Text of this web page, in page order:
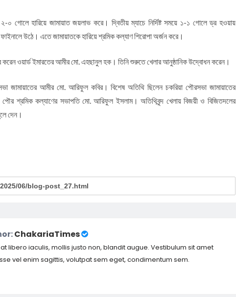
০ গোলে হারিয়ে জামায়াত জয়লাভ করে। দ্বিতীয় ম্যাচে নির্দিষ্ট সময়ে ১-১ গোলে ড্র হওয়ায়
ফাইনালে উঠে। এতে জামায়াতকে হারিয়ে শ্রমিক কল্যাণ শিরোপা অর্জন করে।
করেন ওয়ার্ড ইমারতের আমীর মো. এহছানুল হক। তিনি শুরুতে খেলার আনুষ্ঠানিক উদ্বোধন করেন।
জামায়াতের আমীর মো. আরিফুল কবির। বিশেষ অতিথি ছিলেন চকরিয়া পৌরসভা জামায়াতের
পৌর শ্রমিক কল্যাণের সভাপতি মো. আরিফুল ইসলাম। অতিথিবৃন্দ খেলায় বিজয়ী ও বিজিতদলের
দেন।
ChakariaTimes
libero iaculis, mollis justo non, blandit augue. Vestibulum sit amet
vel enim sagittis, volutpat sem eget, condimentum sem.